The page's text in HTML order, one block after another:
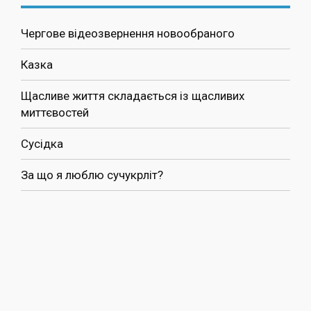
Чергове відеозвернення новообраного
Казка
Щасливе життя складається із щасливих
миттєвостей
Сусідка
За що я люблю сучукрліт?